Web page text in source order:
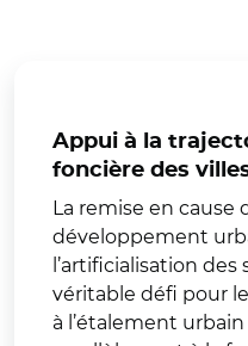
Appui à la
foncière des
La remise en cause
développement
l’artificialisation
véritable défi pour
à l’étalement